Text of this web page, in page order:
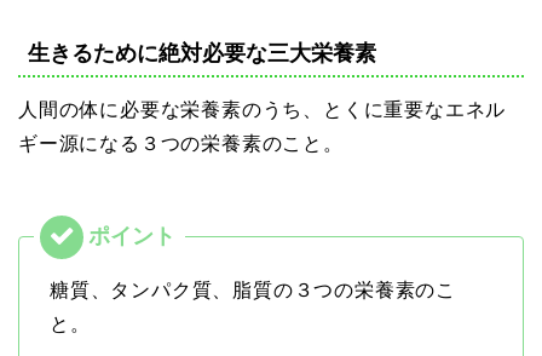
生きるために絶対必要な三大栄養素
人間の体に必要な栄養素のうち、とくに重要なエネル
ギー源になる３つの栄養素のこと。
糖質、タンパク質、脂質の３つの栄養素のこ
と。